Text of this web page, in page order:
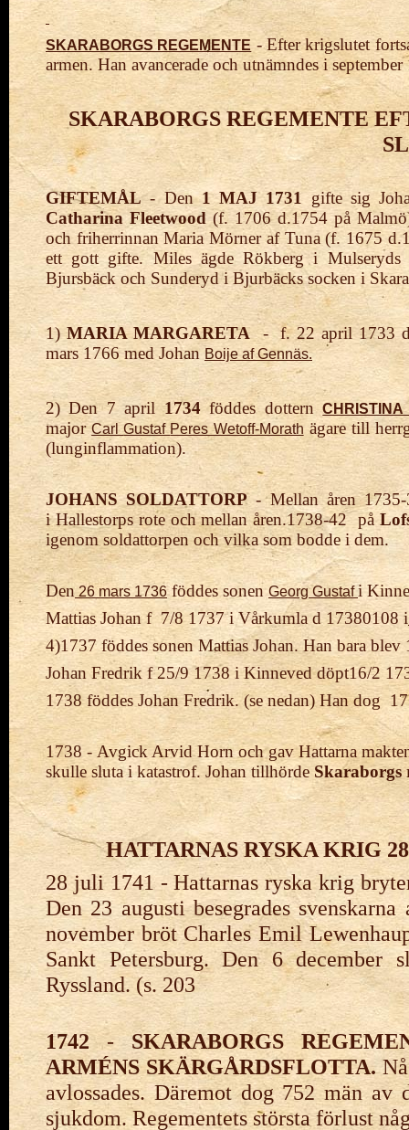
SKARABORGS REGEMENTE - Efter krigslutet
armen. Han avancerade och utnämndes i
SKARABORGS REGEMENTE
GIFTEMÅL- Den1 MAJ 1731gifte sig
Catharina Fleetwood(f. 1706 d.1754 på
och friherrinnan Maria Mörner af Tuna (f. 1675
ett gott gifte. Miles ägde Rökberg i Mulseryds
Bjursbäck och Sunderyd i Bjurbäcks socken i
1) MARIA MARGARETA- f. 22 april 1733 d.
mars 1766 med Johan Boije afGennäs.
2) Den 7 april1734föddes dottern
majorCarlGustafPeres Wetoff-Morath ägare till
(lunginflammation).
JOHANS SOLDATTORP- Mellan åren
iHallestorps rote ochmellan åren.1738-42 på
igenom soldattorpen och vilka som bodde i dem.
Den 26 mars 1736föddes sonenGeorg Gustafi
Mattias Johan f 7/8 1737 i Vårkumla d 17380108 i
4)1737 föddes sonen Mattias Johan. Han bara blev
Johan Fredrik f 25/9 1738 i Kinneved döpt16/2
1738 föddes Johan Fredrik. (se nedan) Han dog
1738 - Avgick Arvid Horn och gav Hattarna
skulle sluta i katastrof. Johan tillhörde Skaraborgs
HATTARNAS RYSKA KRIG
28 juli 1741 - Hattarnas ryska krig
Den 23 augusti besegrades
november bröt Charles Emil
Sankt Petersburg. Den 6 december
Ryssland. (s. 203
1742 -SKARABORGS
ARMÉNS SKÄRGÅRDSFLOTTA.
avlossades. Däremot dog 752 män av
sjukdom. Regementets största förlust